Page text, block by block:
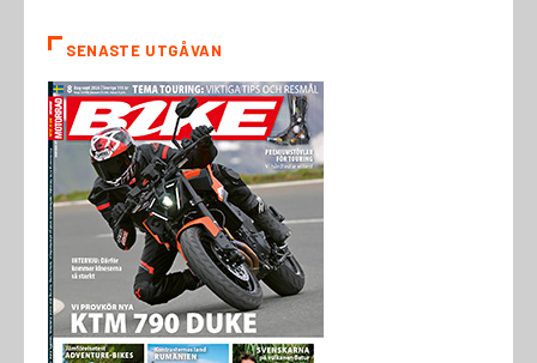
SENASTE UTGÅVAN